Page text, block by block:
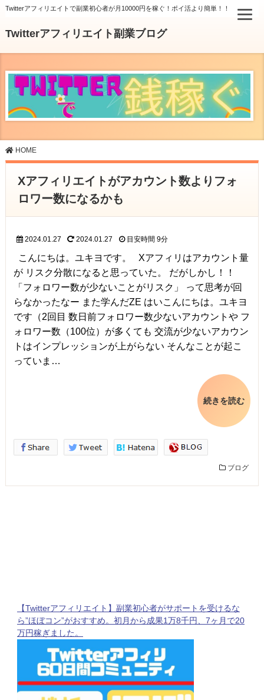
Twitterアフィリエイトで副業初心者が月10000円を稼ぐ！ポイ活より簡単！！
Twitterアフィリエイト副業ブログ
HOME
Xアフィリエイトがアカウント数よりフォ
ロワー数になるかも
2024.01.27 2024.01.27 目安時間 9分
こんにちは。ユキヨです。 Xアフィリはアカウント量
が リスク分散になると思っていた。 だがしかし！！
「フォロワー数が少ないことがリスク」 って思考が回
らなかったなー また学んだZE はいこんにちは。ユキヨ
です（2回目 数日前フォロワー数少ないアカウントや フ
ォロワー数（100位）が多くても 交流が少ないアカウン
トはインプレッションが上がらない そんなことが起こ
っていま…
続きを読む
ブログ
【Twitterアフィリエイト】副業初心者がサポートを受けるな
ら”ほぼコン”がおすすめ。初月から成果1万8千円、7ヶ月で20
万円稼ぎました。